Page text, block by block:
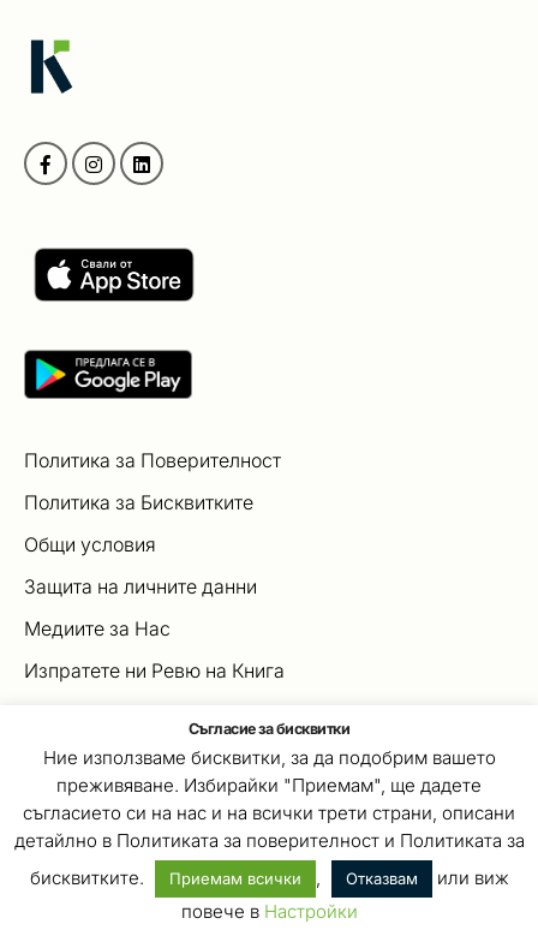
Политика за Поверителност
Политика за Бисквитките
Общи условия
Защита на личните данни
Медиите за Нас
Изпратете ни Ревю на Книга
© 2021 Книжко. Всички права запазени.
Съгласие за бисквитки
Ние използваме бисквитки, за да подобрим вашето
преживяване. Избирайки "Приемам", ще дадете
съгласието си на нас и на всички трети страни, описани
детайлно в Политиката за поверителност и Политиката за
бисквитките.
Приемам всички , Отказвам
или виж
повече в Настройки